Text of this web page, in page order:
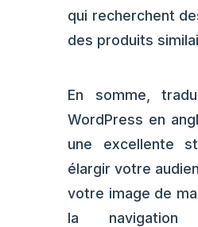
qui recherchent
des produits
En somme,
WordPress en
une excellente
élargir votre
votre image de
la